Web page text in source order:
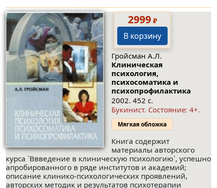
2999₽
В корзину
Гройсман А.Л.
Клиническая
психология,
психосоматика и
психопрофилактика
2002. 452 с.
Букинист. Состояние: 4+.
Мягкая обложка
Книга содержит
материалы авторского
курса `Ввведение в клиническую психологию`, успешно
апробированного в ряде институтов и академий;
описание клинико-психологических проявлений,
авторских методик и результатов психотерапии